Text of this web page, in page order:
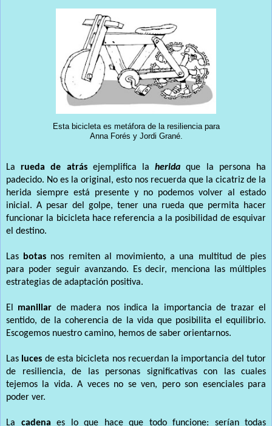
Esta bicicleta es metáfora de la resiliencia para
Anna Forés y Jordi Grané.
Larueda de atrásejemplifica laheridaque la persona ha
padecido. No es la original, esto nos recuerda que la cicatriz de la
herida siempre está presente y no podemos volver al estado
inicial. A pesar del golpe, tener una rueda que permita hacer
funcionar la bicicleta hace referencia a la posibilidad de esquivar
el destino.
Las botas nos remiten al movimiento, a una multitud de pies
para poder seguir avanzando. Es decir, menciona las múltiples
estrategias de adaptación positiva.
El manillar de madera nos indica la importancia de trazar el
sentido, de la coherencia de la vida que posibilita el equilibrio.
Escogemos nuestro camino, hemos de saber orientarnos.
Las luces de esta bicicleta nos recuerdan la importancia del tutor
de resiliencia, de las personas significativas con las cuales
tejemos la vida. A veces no se ven, pero son esenciales para
poder ver.
La cadena es lo que hace que todo funcione: serían todas